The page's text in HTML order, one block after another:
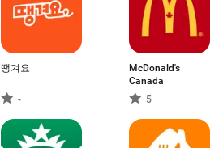
땡겨요
-
McDonald's
Canada
5